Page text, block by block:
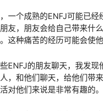
一个成熟的ENFJ可能已
友，朋友会给自己带来什
这种痛苦的经历可能会使
ENFJ的朋友聊天，我发
，和他们聊天，给他们带
对他们来说是非常有趣的。